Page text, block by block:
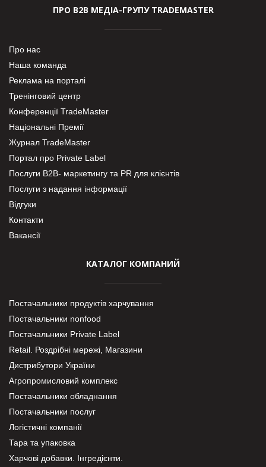
ПРО В2В МЕДІА-ГРУПУ TRADEMASTER
Про нас
Наша команда
Реклама на порталі
Тренінговий центр
Конференції TradeMaster
Національні Премії
Журнал TradeMaster
Портал про Private Label
Послуги В2В- маркетингу та PR для клієнтів
Послуги з надання інформації
Відгуки
Контакти
Вакансії
КАТАЛОГ КОМПАНИЙ
Постачальники продуктів харчування
Постачальники nonfood
Постачальники Private Label
Retail. Роздрібні мережі, Магазини
Дистрибутори України
Агропромисловий комплекс
Постачальники обладнання
Постачальники послуг
Логістичні компанії
Тара та упаковка
Харчові добавки. Інгредієнти.